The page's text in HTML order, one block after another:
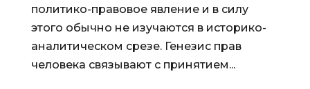
политико-правовое явление и в силу
этого обычно не изучаются в историко-
аналитическом срезе. Генезис прав
человека связывают с принятием...